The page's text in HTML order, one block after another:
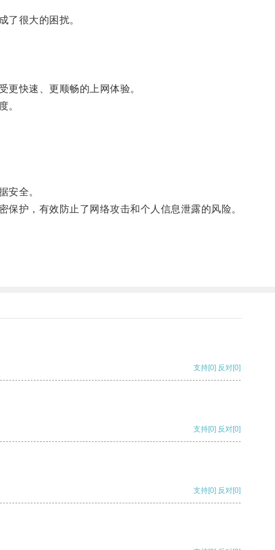
很大的困扰。
快速、更顺畅的上网体验。
。
安全。
护，有效防止了网络攻击和个人信息泄露的风险。
支持[0] 反对[0]
支持[0] 反对[0]
支持[0] 反对[0]